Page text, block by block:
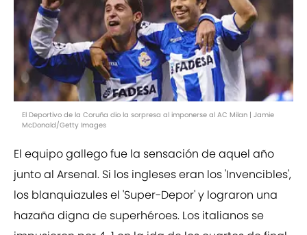
El Deportivo de la Coruña dio la sorpresa al imponerse al AC Milan | Jamie
McDonald/Getty Images
El equipo gallego fue la sensación de aquel año
junto al Arsenal. Si los ingleses eran los 'Invencibles',
los blanquiazules el 'Super-Depor' y lograron una
hazaña digna de superhéroes. Los italianos se